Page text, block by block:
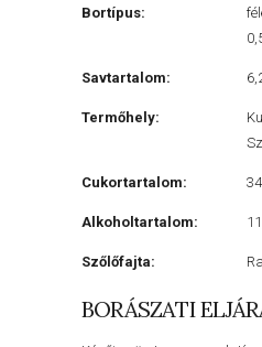
Bortípus:
Savtartalom:
Termőhely:
Cukortartalom:
Alkoholtartalom:
Szőlőfajta:
BORÁSZATI